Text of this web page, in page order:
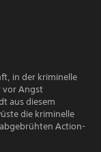
in der kriminelle
vor Angst
aus diesem
die kriminelle
Action-